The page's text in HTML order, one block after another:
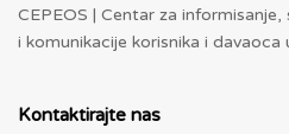
CEPEOS | Centar za
i komunikacije korisnika i davaoca
Kontaktirajte nas